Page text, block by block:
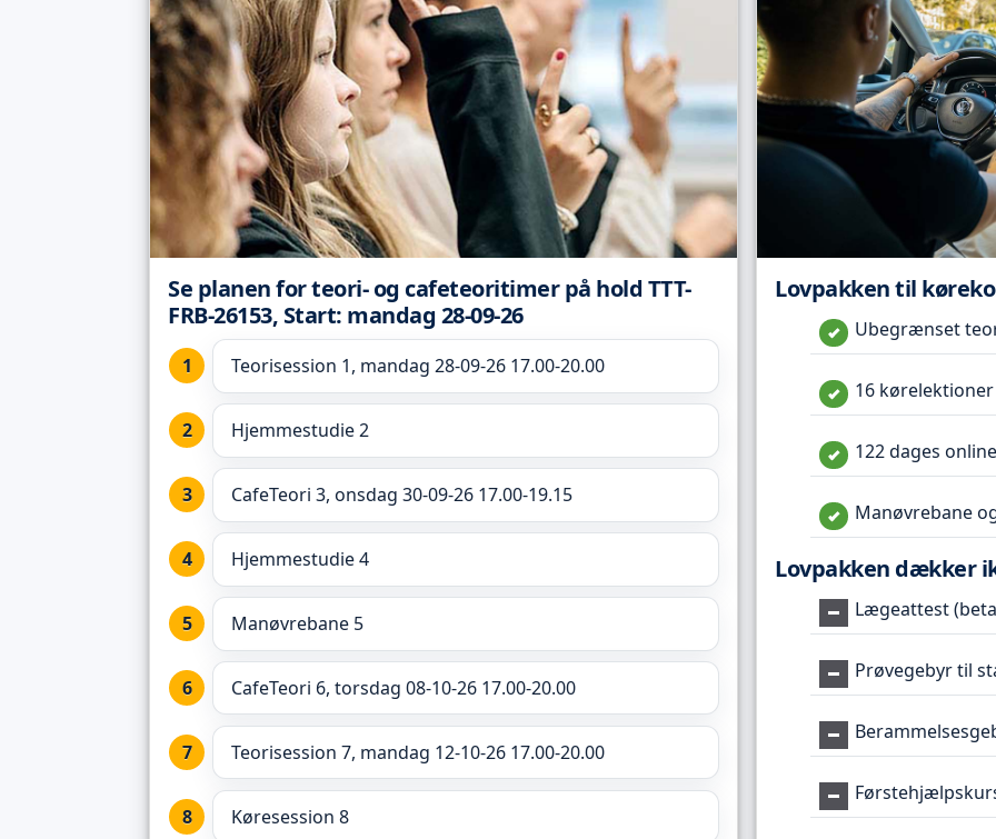
Se planen for teori- og cafeteoritimer på hold TTT-
FRB-26153, Start: mandag 28-09-26
Teorisession 1, mandag 28-09-26 17.00-20.00
Hjemmestudie 2
CafeTeori 3, onsdag 30-09-26 17.00-19.15
Hjemmestudie 4
Manøvrebane 5
CafeTeori 6, torsdag 08-10-26 17.00-20.00
Teorisession 7, mandag 12-10-26 17.00-20.00
Køresession 8
Lovpakken til
Ubegrænset
16 kørelektioner
122 dages
Manøvrebane
Lovpakken dækker
Lægeattest
Prøvegebyr til